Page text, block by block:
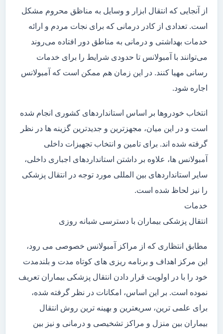
از آنجایی که انتقال ابزار و وسایل به مناظق محروم مشکل
است. تعدادی از کادر درمانی که برای نجات مردم و ارائه
خدمات بهداشتی و درمانی به مناطق دور افتاده می‌روند
می‌توانند با آمبولانس تا حدودی شرایط را برای خدمات
رسانی مهیا کنند. در این زمان هم ممکن است که آمبولانس
اجاره شود.
انتخاب خودروها بر اساس استانداردهای کشوری انجام شده
است و در این میان، مجهزترین و جدیدترین گزینه ها در نظر
گرفته شده اند. برای تامین و انتخاب تجهیزات داخلی
آمبولانس ها، علاوه بر داشتن استانداردهای اجباری داخلی،
سایر استانداردهای بین المللی مورد توجه در انتقال پزشکی
را نیز لحاظ شده است.
خدمات
انتقال پزشکی بیماران با دسترسی شبانه روزی
مطابق انتظاری که از مراکز آمبولانس خصوصی می رود،
این مرکز اهداف و برنامه ریزی های کوتاه مدت و بلندمدت
خود را با در اولویت قرار دادن انتقال پزشکی بیماران تعریف
نموده است. بر این اساس، امکانات در نظر گرفته شده،
برای علمی ترین، سریعترین و بهینه ترین روش انتقال
بیماران بین منزل و مراکز تشخیصی و درمانی و نیز بین